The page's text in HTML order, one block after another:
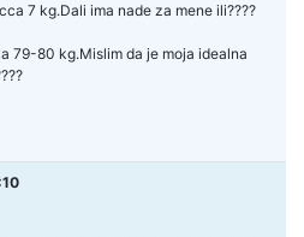
7 kg.Dali ima nade za mene ili????
79-80 kg.Mislim da je moja idealna